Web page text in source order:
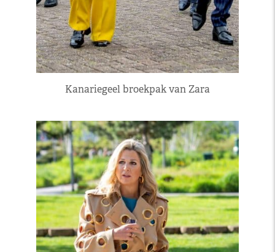
Kanariegeel broekpak van Zara